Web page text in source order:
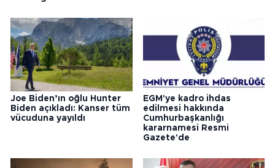
Joe Biden’ın oğlu Hunter
Biden açıkladı: Kanser tüm
vücuduna yayıldı
EGM'ye kadro ihdas
edilmesi hakkında
Cumhurbaşkanlığı
kararnamesi Resmi
Gazete'de